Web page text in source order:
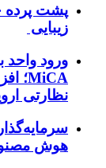
پشت پرده
زیبایی
ورود
نظارتی
هوش